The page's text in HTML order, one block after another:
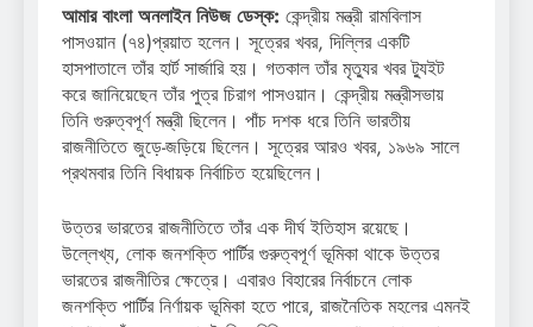
আমার বাংলা অনলাইন নিউজ ডেস্ক: কেন্দ্রীয় মন্ত্রী রামবিলাস
পাসওয়ান (৭৪)প্রয়াত হলেন। সূত্রের খবর, দিল্লির একটি
হাসপাতালে তাঁর হার্ট সার্জারি হয়। গতকাল তাঁর মৃত্যুর খবর ট্যুইট
করে জানিয়েছেন তাঁর পুত্র চিরাগ পাসওয়ান। কেন্দ্রীয় মন্ত্রীসভায়
তিনি গুরুত্বপূর্ণ মন্ত্রী ছিলেন। পাঁচ দশক ধরে তিনি ভারতীয়
রাজনীতিতে জুড়ে-জড়িয়ে ছিলেন। সূত্রের আরও খবর, ১৯৬৯ সালে
প্রথমবার তিনি বিধায়ক নির্বাচিত হয়েছিলেন।
উত্তর ভারতের রাজনীতিতে তাঁর এক দীর্ঘ ইতিহাস রয়েছে।
উল্লেখ্য, লোক জনশক্তি পার্টির গুরুত্বপূর্ণ ভূমিকা থাকে উত্তর
ভারতের রাজনীতির ক্ষেত্রে। এবারও বিহারের নির্বাচনে লোক
জনশক্তি পার্টির নির্ণায়ক ভূমিকা হতে পারে, রাজনৈতিক মহলের এমনই